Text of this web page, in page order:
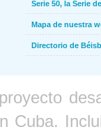
Serie 50, la Serie
Mapa de nuestra
Directorio de
Cuba.